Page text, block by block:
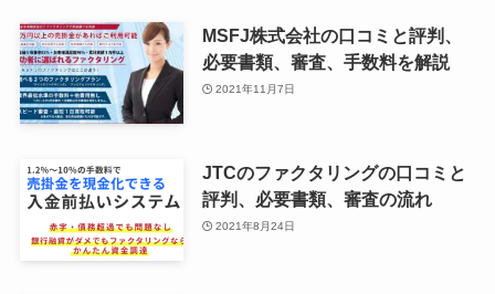
MSFJ株式会社の口コミと評判、
必要書類、審査、手数料を解説
2021年11月7日
JTCのファクタリングの口コミと
評判、必要書類、審査の流れ
2021年8月24日